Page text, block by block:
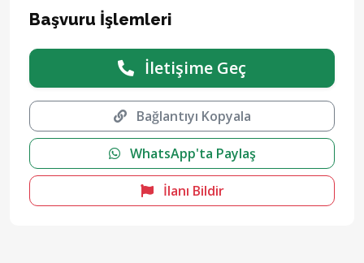
Başvuru İşlemleri
İletişime Geç
Bağlantıyı Kopyala
WhatsApp'ta Paylaş
İlanı Bildir